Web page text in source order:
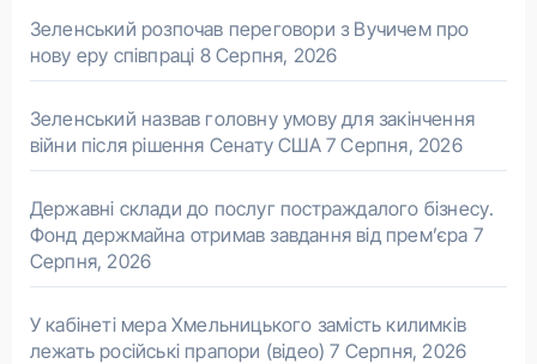
Зеленський розпочав переговори з Вучичем про
нову еру співпраці 8 Серпня, 2026
Зеленський назвав головну умову для закінчення
війни після рішення Сенату США 7 Серпня, 2026
Державні склади до послуг постраждалого бізнесу.
Фонд держмайна отримав завдання від прем’єра 7
Серпня, 2026
У кабінеті мера Хмельницького замість килимків
лежать російські прапори (відео) 7 Серпня, 2026